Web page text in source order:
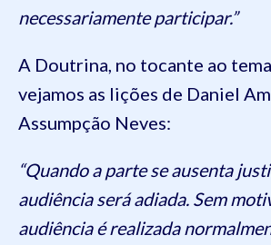
necessariamente participar.”
A Doutrina, no tocante ao
vejamos as lições de Daniel
Assumpção Neves:
“Quando a parte se ausenta
audiência será adiada. Sem
audiência é realizada